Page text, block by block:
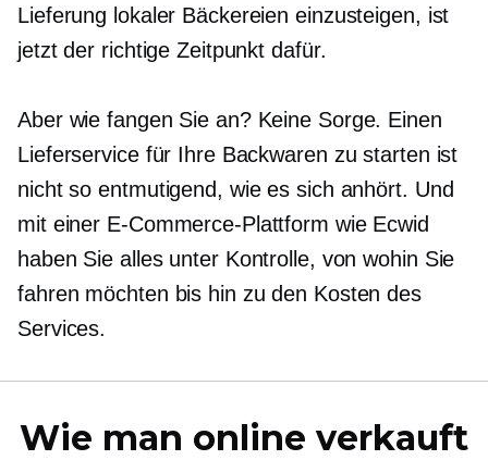
Lieferung lokaler Bäckereien einzusteigen, ist
jetzt der richtige Zeitpunkt dafür.
Aber wie fangen Sie an? Keine Sorge. Einen
Lieferservice für Ihre Backwaren zu starten ist
nicht so entmutigend, wie es sich anhört. Und
mit einer E-Commerce-Plattform wie Ecwid
haben Sie alles unter Kontrolle, von wohin Sie
fahren möchten bis hin zu den Kosten des
Services.
Wie man online verkauft